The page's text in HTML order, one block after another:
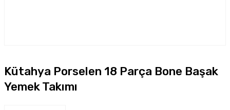
Kütahya Porselen 18 Parça Bone Başak
Yemek Takımı